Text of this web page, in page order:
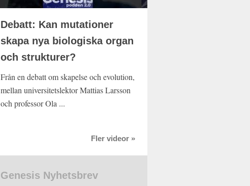
Debatt: Kan mutationer
skapa nya biologiska organ
och strukturer?
Från en debatt om skapelse och evolution,
mellan universitetslektor Mattias Larsson
och professor Ola ...
Fler videor »
Genesis Nyhetsbrev